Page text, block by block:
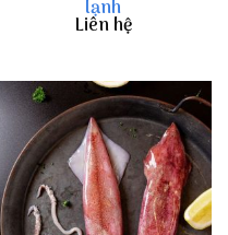
lạnh
Liên hệ